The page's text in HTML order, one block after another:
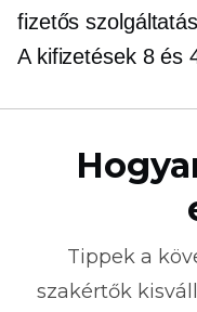
fizetős
A kifizetések 8 és
Tippek a
szakértők